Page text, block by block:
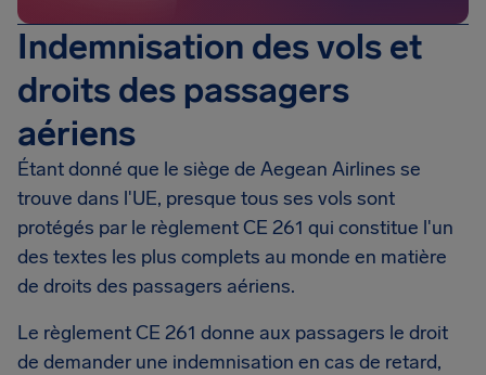
Indemnisation des vols et
droits des passagers
aériens
Étant donné que le siège de Aegean Airlines se
trouve dans l'UE, presque tous ses vols sont
protégés par le règlement CE 261 qui constitue l'un
des textes les plus complets au monde en matière
de droits des passagers aériens.
Le règlement CE 261 donne aux passagers le droit
de demander une indemnisation en cas de retard,